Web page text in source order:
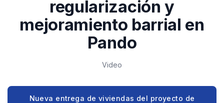
regularización y
mejoramiento barrial en
Pando
Video
Nueva entrega de viviendas del proyecto de